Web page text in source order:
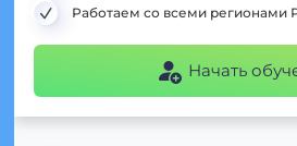
Работаем со всеми регионами
Начать